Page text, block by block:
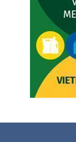
Vážený občan,
4. augusta 2026
Dnešný zvoz
Vážený občan,
5. augusta 2026